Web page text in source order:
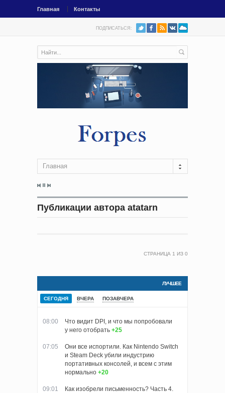
Главная Контакты
ПОДПИСАТЬСЯ:
Главная
Публикации автора atatarn
СТРАНИЦА 1 ИЗ 0
ЛУЧШЕЕ
СЕГОДНЯ ВЧЕРА ПОЗАВЧЕРА
08:00
Что видит DPI, и что мы попробовали
у него отобрать +25
07:05
Они все испортили. Как Nintendo Switch
и Steam Deck убили индустрию
портативных консолей, и всем с этим
нормально +20
09:01
Как изобрели письменность? Часть 4.